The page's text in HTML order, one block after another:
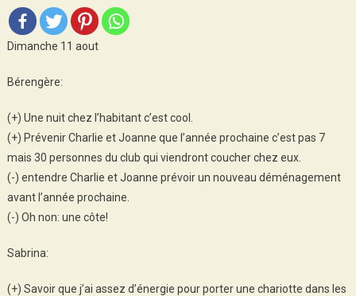
Dimanche 11 aout
Bérengère:
(+) Une nuit chez l’habitant c’est cool.
(+) Prévenir Charlie et Joanne que l’année prochaine c’est pas 7
mais 30 personnes du club qui viendront coucher chez eux.
(-) entendre Charlie et Joanne prévoir un nouveau déménagement
avant l’année prochaine.
(-) Oh non: une côte!
Sabrina:
(+) Savoir que j’ai assez d’énergie pour porter une chariotte dans les